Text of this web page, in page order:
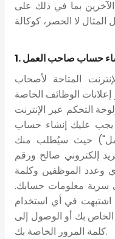
بما في ذلك على
حساب صاحب العمل
المتاحة لأصحاب
إعلانات الوظائف الخاصة
التحكم عبر الإنترنت
يجب عليك إنشاء حساب
حيث سيُطلب منك
إلكتروني صالح ورقم
وعدد الموظفين وكلمة
معلومات حسابك.
اشتبهت في أي استخدام
بك أو الوصول إلى
كلمة المرور الخاصة بك.